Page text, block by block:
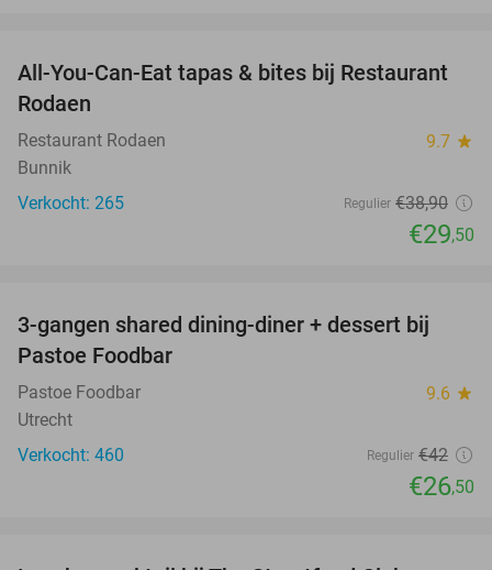
24%
All-You-Can-Eat tapas & bites bij Restaurant
Rodaen
Restaurant Rodaen 9.7 star
Bunnik
Verkocht: 265
Regulier €38,90
€29,50
37%
3-gangen shared dining-diner + dessert bij
Pastoe Foodbar
Pastoe Foodbar 9.6 star
Utrecht
Verkocht: 460
Regulier €42
€26,50